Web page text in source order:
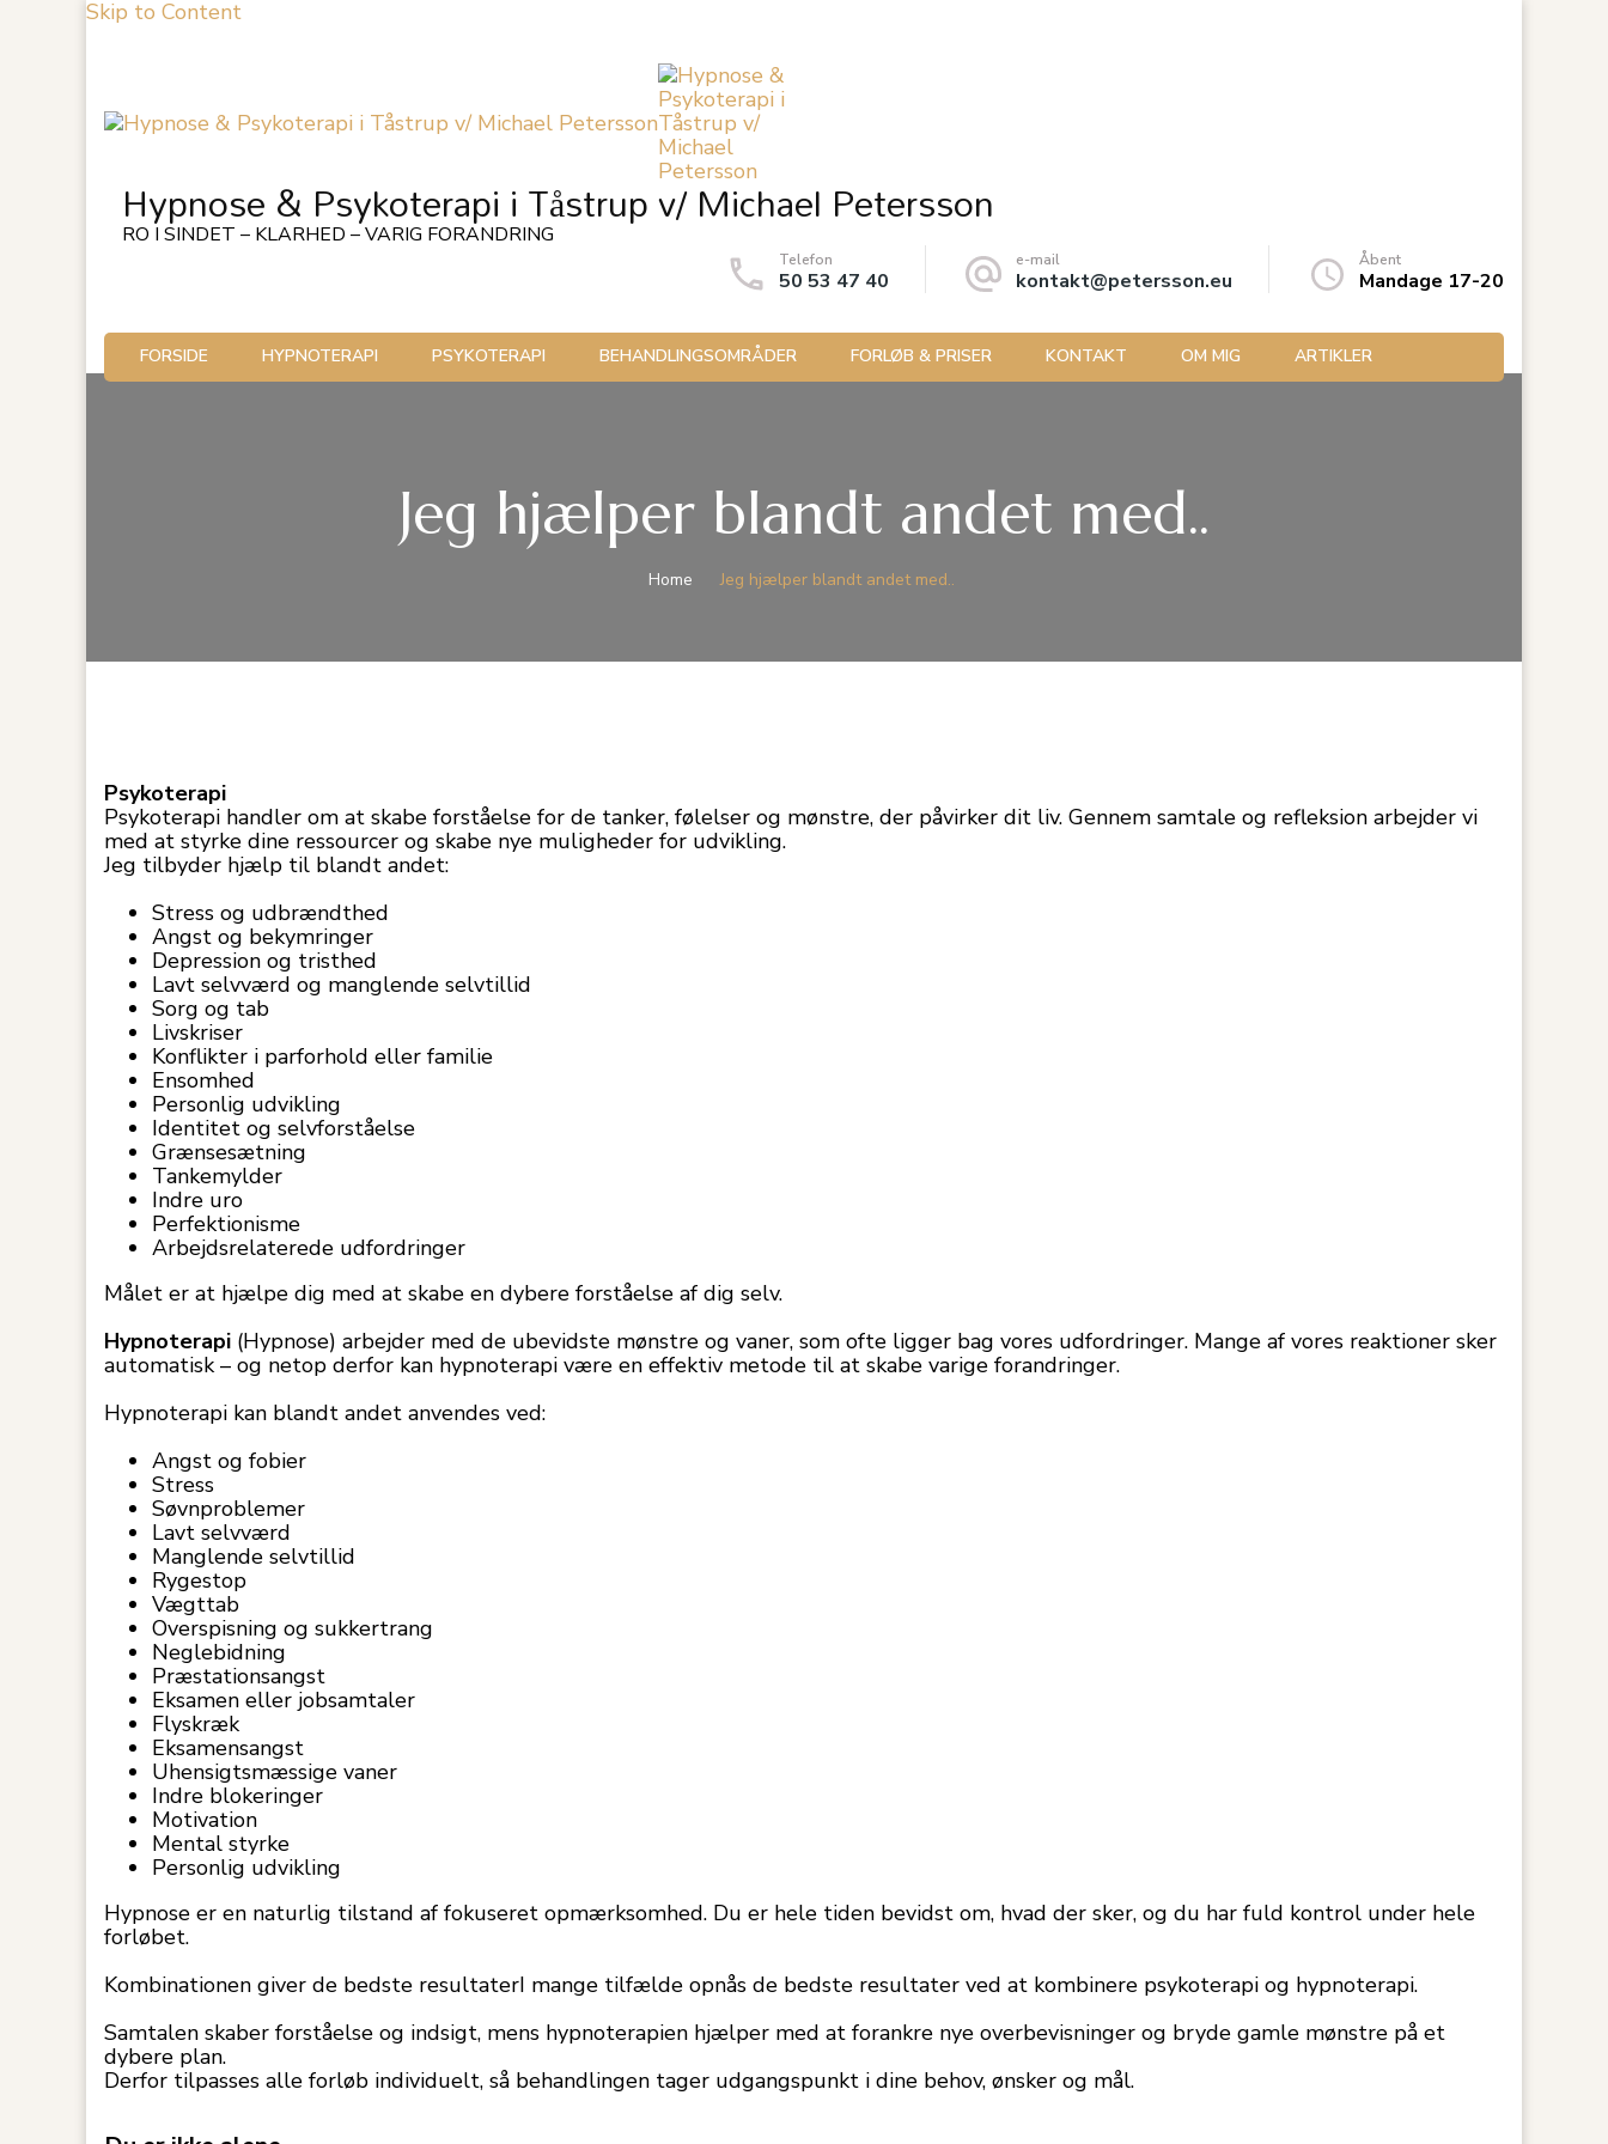
Skip to Content
Hypnose & Psykoterapi i Tåstrup v/ Michael Petersson
RO I SINDET – KLARHED – VARIG FORANDRING
Telefon
50 53 47 40
e-mail
kontakt@petersson.eu
Åbent
Mandage 17-20
FORSIDE HYPNOTERAPI PSYKOTERAPI BEHANDLINGSOMRÅDER FORLØB & PRISER KONTAKT OM MIG ARTIKLER
Jeg hjælper blandt andet med..
Home Jeg hjælper blandt andet med..
Psykoterapi
Psykoterapi handler om at skabe forståelse for de tanker, følelser og mønstre, der påvirker dit liv. Gennem samtale og refleksion arbejder vi
med at styrke dine ressourcer og skabe nye muligheder for udvikling.
Jeg tilbyder hjælp til blandt andet:
Stress og udbrændthed
Angst og bekymringer
Depression og tristhed
Lavt selvværd og manglende selvtillid
Sorg og tab
Livskriser
Konflikter i parforhold eller familie
Ensomhed
Personlig udvikling
Identitet og selvforståelse
Grænsesætning
Tankemylder
Indre uro
Perfektionisme
Arbejdsrelaterede udfordringer
Målet er at hjælpe dig med at skabe en dybere forståelse af dig selv.
Hypnoterapi (Hypnose) arbejder med de ubevidste mønstre og vaner, som ofte ligger bag vores udfordringer. Mange af vores reaktioner sker
automatisk – og netop derfor kan hypnoterapi være en effektiv metode til at skabe varige forandringer.
Hypnoterapi kan blandt andet anvendes ved:
Angst og fobier
Stress
Søvnproblemer
Lavt selvværd
Manglende selvtillid
Rygestop
Vægttab
Overspisning og sukkertrang
Neglebidning
Præstationsangst
Eksamen eller jobsamtaler
Flyskræk
Eksamensangst
Uhensigtsmæssige vaner
Indre blokeringer
Motivation
Mental styrke
Personlig udvikling
Hypnose er en naturlig tilstand af fokuseret opmærksomhed. Du er hele tiden bevidst om, hvad der sker, og du har fuld kontrol under hele
forløbet.
Kombinationen giver de bedste resultaterI mange tilfælde opnås de bedste resultater ved at kombinere psykoterapi og hypnoterapi.
Samtalen skaber forståelse og indsigt, mens hypnoterapien hjælper med at forankre nye overbevisninger og bryde gamle mønstre på et
dybere plan.
Derfor tilpasses alle forløb individuelt, så behandlingen tager udgangspunkt i dine behov, ønsker og mål.